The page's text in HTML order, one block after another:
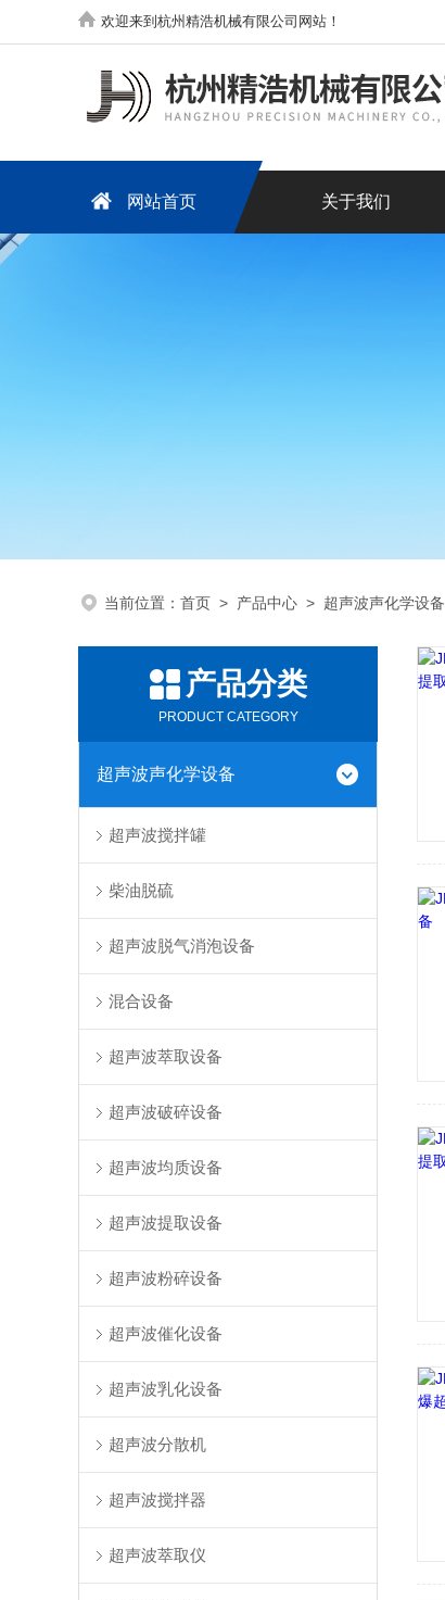
欢迎来到杭州精浩机械有限公司网站！
网站首页 关于我们
当前位置： 首页 > 产品中心 > 超声波声化学设备
产品分类
PRODUCT CATEGORY
超声波声化学设备
超声波搅拌罐
柴油脱硫
超声波脱气消泡设备
混合设备
超声波萃取设备
超声波破碎设备
超声波均质设备
超声波提取设备
超声波粉碎设备
超声波催化设备
超声波乳化设备
超声波分散机
超声波搅拌器
超声波萃取仪